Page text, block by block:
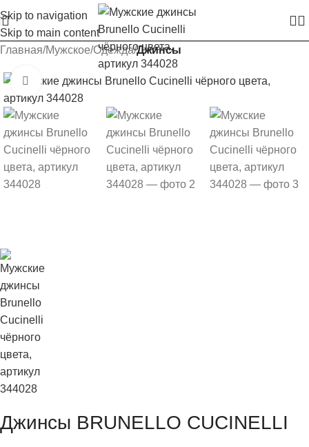
Skip to navigation
Skip to main content
Главная Мужское Одежда Джинсы
Увеличить изображение
Джинсы BRUNELLO CUCINELLI